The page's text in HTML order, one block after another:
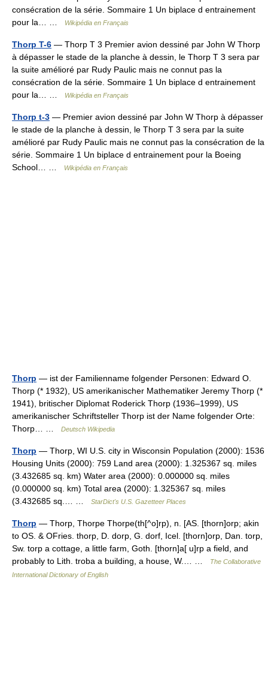
consécration de la série. Sommaire 1 Un biplace d entrainement
pour la… …
Wikipédia en Français
Thorp T-6 — Thorp T 3 Premier avion dessiné par John W Thorp
à dépasser le stade de la planche à dessin, le Thorp T 3 sera par
la suite amélioré par Rudy Paulic mais ne connut pas la
consécration de la série. Sommaire 1 Un biplace d entrainement
pour la… …
Wikipédia en Français
Thorp t-3 — Premier avion dessiné par John W Thorp à dépasser
le stade de la planche à dessin, le Thorp T 3 sera par la suite
amélioré par Rudy Paulic mais ne connut pas la consécration de la
série. Sommaire 1 Un biplace d entrainement pour la Boeing
School… …
Wikipédia en Français
Thorp — ist der Familienname folgender Personen: Edward O.
Thorp (* 1932), US amerikanischer Mathematiker Jeremy Thorp (*
1941), britischer Diplomat Roderick Thorp (1936–1999), US
amerikanischer Schriftsteller Thorp ist der Name folgender Orte:
Thorp… …
Deutsch Wikipedia
Thorp — Thorp, WI U.S. city in Wisconsin Population (2000): 1536
Housing Units (2000): 759 Land area (2000): 1.325367 sq. miles
(3.432685 sq. km) Water area (2000): 0.000000 sq. miles
(0.000000 sq. km) Total area (2000): 1.325367 sq. miles
(3.432685 sq.… …
StarDict's U.S. Gazetteer Places
Thorp — Thorp, Thorpe Thorpe(th[^o]rp), n. [AS. [thorn]orp; akin
to OS. & OFries. thorp, D. dorp, G. dorf, Icel. [thorn]orp, Dan. torp,
Sw. torp a cottage, a little farm, Goth. [thorn]a[ u]rp a field, and
probably to Lith. troba a building, a house, W.… …
The Collaborative
International Dictionary of English